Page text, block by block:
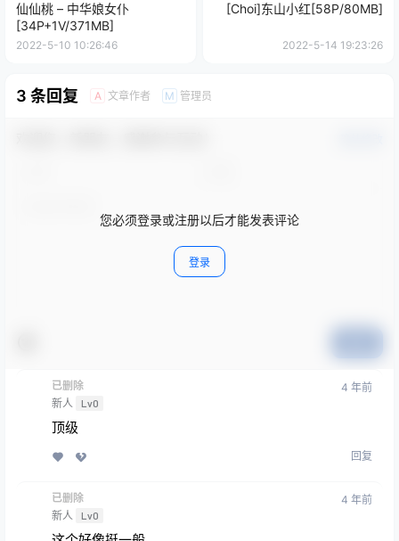
仙仙桃 – 中华娘女仆
[34P+1V/371MB]
2022-5-10 10:26:46
[Choi]东山小红[58P/80MB]
2022-5-14 19:23:26
3 条回复 A 文章作者 M 管理员
您必须登录或注册以后才能发表评论
登录
已删除
新人 Lv0
4 年前
顶级
回复
已删除
新人 Lv0
4 年前